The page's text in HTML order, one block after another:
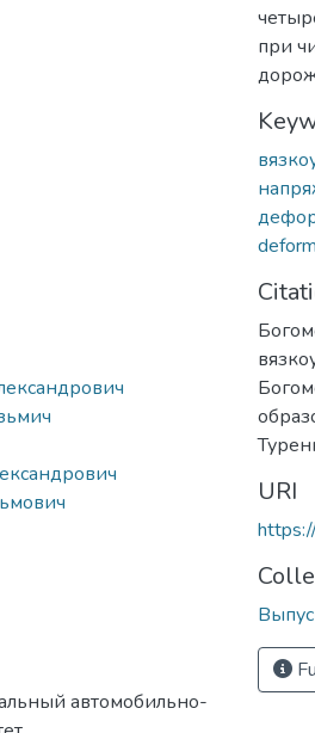
автомобильно-
при
URI